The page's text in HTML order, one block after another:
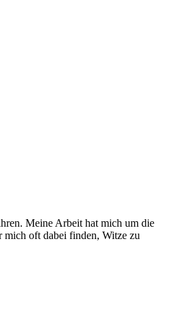
Meine Arbeit hat mich um die
mich oft dabei finden, Witze zu